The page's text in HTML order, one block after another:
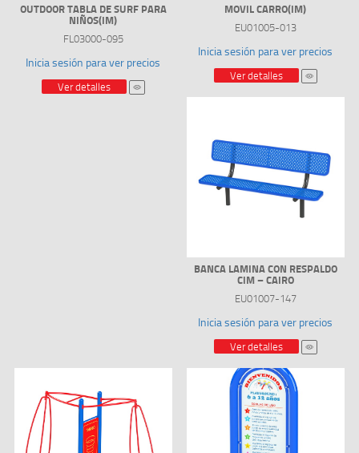
OUTDOOR TABLA DE SURF PARA
NIÑOS(IM)
FL03000-095
Inicia sesión para ver precios
Ver detalles
MOVIL CARRO(IM)
EU01005-013
Inicia sesión para ver precios
Ver detalles
BANCA LAMINA CON RESPALDO
CIM – CAIRO
EU01007-147
Inicia sesión para ver precios
Ver detalles